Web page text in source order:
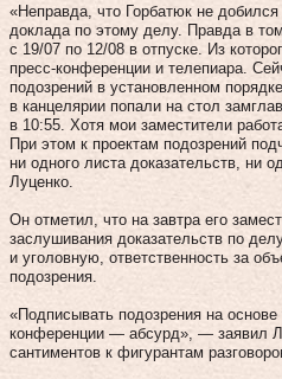
«Неправда, что Горбатюк не
доклада по этому делу. Правда в
с 19/07 по 12/08 в отпуске. Из
пресс-конференции и телепиара.
подозрений в установленном
в канцелярии попали на стол
в 10:55. Хотя мои заместители
При этом к проектам подозрений
ни одного листа доказательств,
Луценко.
Он отметил, что на завтра его
заслушивания доказательств по
и уголовную, ответственность за
подозрения.
«Подписывать подозрения на основе
конференции — абсурд», — заявил
сантиментов к фигурантам